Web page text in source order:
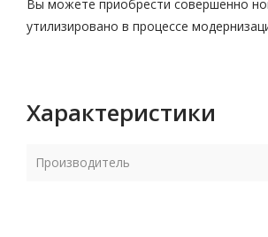
Вы можете приобрести совершенно
утилизировано в процессе
Характеристики
Производитель